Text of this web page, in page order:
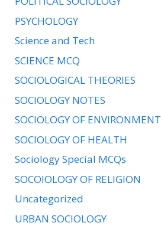
PSYCHOLOGY
Science and Tech
SCIENCE MCQ
SOCIOLOGICAL THEORIES
SOCIOLOGY NOTES
SOCIOLOGY OF ENVIRONMENT
SOCIOLOGY OF HEALTH
Sociology Special MCQs
SOCOIOLOGY OF RELIGION
Uncategorized
URBAN SOCIOLOGY